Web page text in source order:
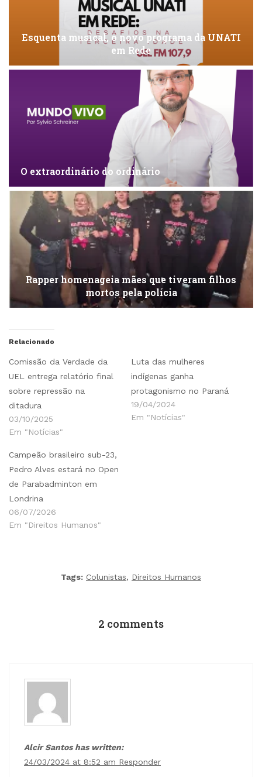
Esquenta musical, o novo programa da UNATI
em Rede
O extraordinário do ordinário
Rapper homenageia mães que tiveram filhos
mortos pela polícia
Relacionado
Comissão da Verdade da
UEL entrega relatório final
sobre repressão na
ditadura
03/10/2025
Em "Notícias"
Luta das mulheres
indígenas ganha
protagonismo no Paraná
19/04/2024
Em "Notícias"
Campeão brasileiro sub-23,
Pedro Alves estará no Open
de Parabadminton em
Londrina
06/07/2026
Em "Direitos Humanos"
Tags: Colunistas, Direitos Humanos
2 comments
Alcir Santos has written:
24/03/2024 at 8:52 am Responder